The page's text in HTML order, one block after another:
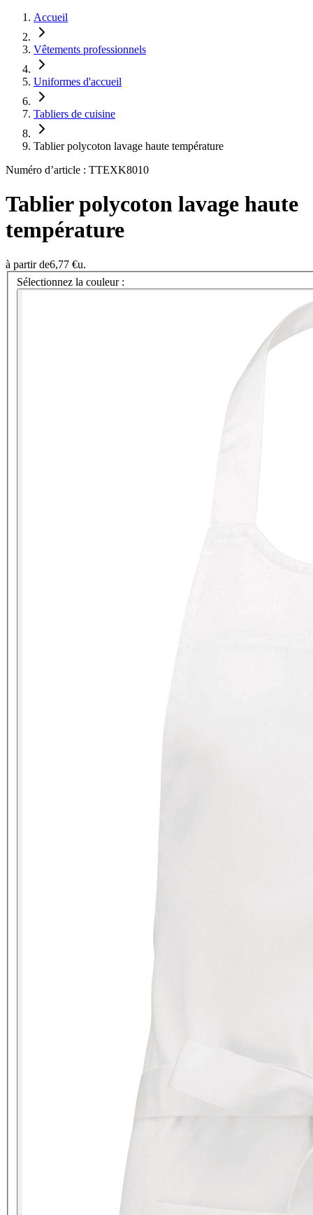
Accueil
Vêtements professionnels
Uniformes d'accueil
Tabliers de cuisine
Tablier polycoton lavage haute température
Numéro d’article : TTEXK8010
Tablier polycoton lavage haute
température
à partir de6,77 €u.
Sélectionnez la couleur :